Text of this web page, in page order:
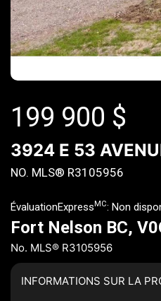
199 900 $
3924 E 53
NO. MLS® R3105956
ÉvaluationExpress MC: Non
Fort Nelson BC,
No. MLS® R3105956
INFORMATIONS SUR LA